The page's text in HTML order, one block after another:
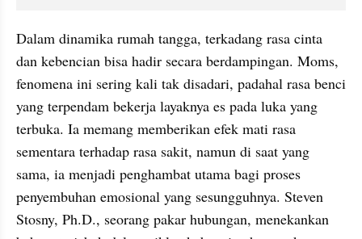
Dalam dinamika rumah tangga, terkadang rasa cinta
dan kebencian bisa hadir secara berdampingan. Moms,
fenomena ini sering kali tak disadari, padahal rasa benci
yang terpendam bekerja layaknya es pada luka yang
terbuka. Ia memang memberikan efek mati rasa
sementara terhadap rasa sakit, namun di saat yang
sama, ia menjadi penghambat utama bagi proses
penyembuhan emosional yang sesungguhnya. Steven
Stosny, Ph.D., seorang pakar hubungan, menekankan